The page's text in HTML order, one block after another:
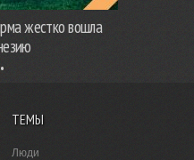
жестко вошла
ТЕМЫ
Люди